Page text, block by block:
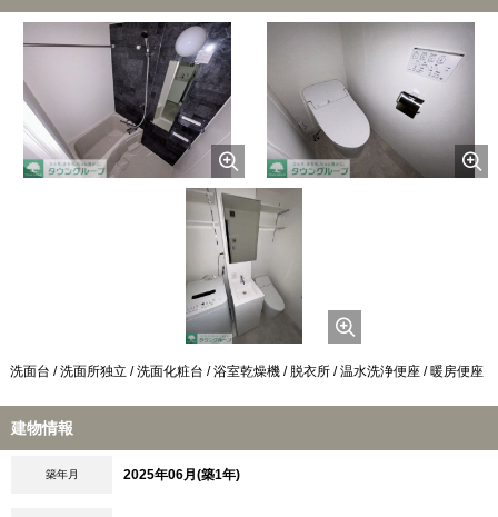
洗面台 / 洗面所独立 / 洗面化粧台 / 浴室乾燥機 / 脱衣所 / 温水洗浄便座 / 暖房便座
建物情報
築年月 2025年06月(築1年)